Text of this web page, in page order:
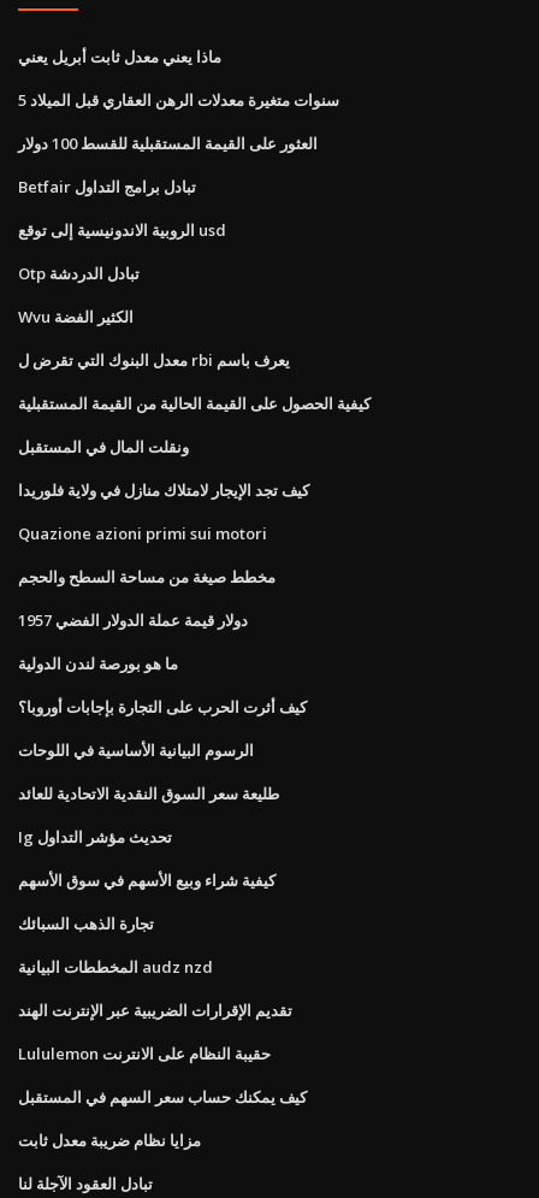
ماذا يعني معدل ثابت أبريل يعني
5 سنوات متغيرة معدلات الرهن العقاري قبل الميلاد
العثور على القيمة المستقبلية للقسط 100 دولار
Betfair تبادل برامج التداول
الروبية الاندونيسية إلى توقع usd
Otp تبادل الدردشة
Wvu الكثير الفضة
معدل البنوك التي تقرض ل rbi يعرف باسم
كيفية الحصول على القيمة الحالية من القيمة المستقبلية
ونقلت المال في المستقبل
كيف تجد الإيجار لامتلاك منازل في ولاية فلوريدا
Quazione azioni primi sui motori
مخطط صيغة من مساحة السطح والحجم
1957 دولار قيمة عملة الدولار الفضي
ما هو بورصة لندن الدولية
كيف أثرت الحرب على التجارة بإجابات أوروبا؟
الرسوم البيانية الأساسية في اللوحات
طليعة سعر السوق النقدية الاتحادية للعائد
Ig تحديث مؤشر التداول
كيفية شراء وبيع الأسهم في سوق الأسهم
تجارة الذهب السبائك
المخططات البيانية audz nzd
تقديم الإقرارات الضريبية عبر الإنترنت الهند
Lululemon حقيبة النظام على الانترنت
كيف يمكنك حساب سعر السهم في المستقبل
مزايا نظام ضريبة معدل ثابت
تبادل العقود الآجلة لنا